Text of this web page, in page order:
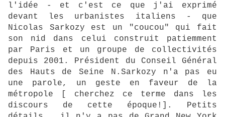
l'idée - et c'est ce que j'ai exprimé
devant les urbanistes italiens - que
Nicolas Sarkozy est un "coucou" qui fait
son nid dans celui construit patiemment
par Paris et un groupe de collectivités
depuis 2001. Président du Conseil Général
des Hauts de Seine N.Sarkozy n'a pas eu
une parole, un geste en faveur de la
métropole [ cherchez ce terme dans les
discours de cette époque!]. Petits